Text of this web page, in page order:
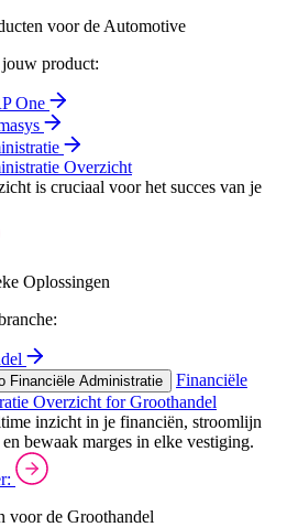
voor de Automotive
jouw product:
One
Overzicht
is cruciaal voor het succes van je
Oplossingen
Financiële Administratie
Financiële
Overzicht for Groothandel
inzicht in je financiën, stroomlijn
bewaak marges in elke vestiging.
voor de Groothandel